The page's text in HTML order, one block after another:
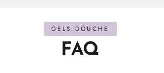
GELS DOUCHE
FAQ